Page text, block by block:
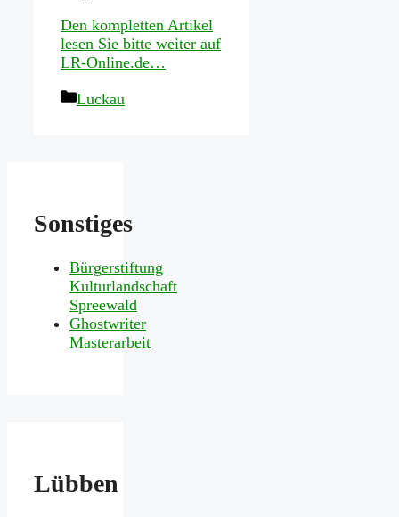
Den kompletten Artikel
lesen Sie bitte weiter auf
LR-Online.de…
Kategorien
Luckau
Sonstiges
Bürgerstiftung
Kulturlandschaft
Spreewald
Ghostwriter
Masterarbeit
Lübben